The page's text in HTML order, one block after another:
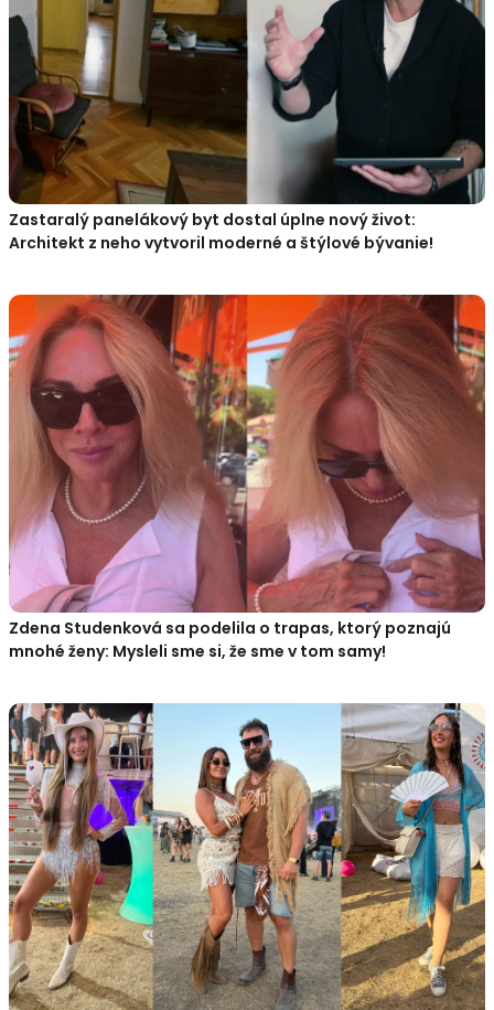
Zastaralý panelákový byt dostal úplne nový život:
Architekt z neho vytvoril moderné a štýlové bývanie!
Zdena Studenková sa podelila o trapas, ktorý poznajú
mnohé ženy: Mysleli sme si, že sme v tom samy!